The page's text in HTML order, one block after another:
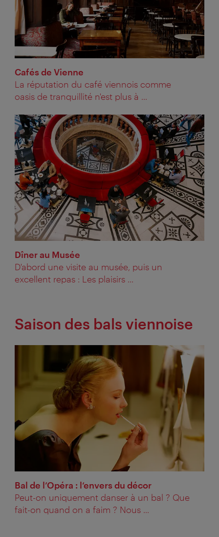
Cafés de Vienne
La réputation du café viennois comme
oasis de tranquillité n'est plus à ...
Dîner au Musée
D'abord une visite au musée, puis un
excellent repas : Les plaisirs ...
Saison des bals viennoise
Bal de l’Opéra : l‘envers du décor
Peut-on uniquement danser à un bal ? Que
fait-on quand on a faim ? Nous ...